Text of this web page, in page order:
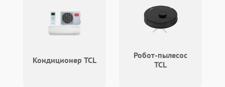
получает ясное описание неисправности, цену
работ и срок готовности без скрытых пунктов в
Сервис Tcl строит работу последовательно: заявка
принимается, мастер изучает симптомы, проводит
Кондиционер TCL
Робот-пылесос
TCL